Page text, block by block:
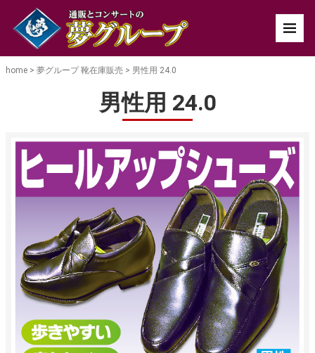
home > 夢グループ 靴在庫販売 > 男性用 24.0
男性用 24.0